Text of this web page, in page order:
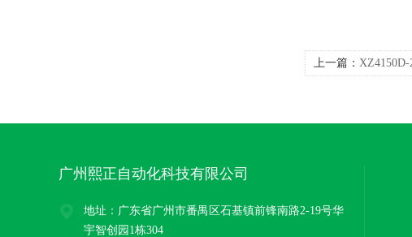
上一篇： XZ4150D-
广州熙正自动化科技有限公司
地址：广东省广州市番禺区石基镇前锋南路2-19号华
宇智创园1栋304